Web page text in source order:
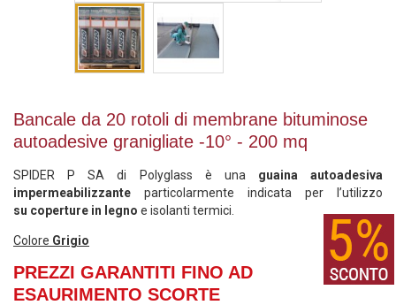
Bancale da 20 rotoli di membrane bituminose
autoadesive granigliate -10° - 200 mq
SPIDER P SA di Polyglass è una guaina autoadesiva
impermeabilizzante particolarmente indicata per l’utilizzo
su coperture in legno e isolanti termici.
Colore Grigio
PREZZI GARANTITI FINO AD
ESAURIMENTO SCORTE